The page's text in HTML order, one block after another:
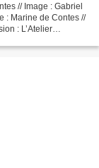
// Image : Gabriel
: Marine de Contes //
: L’Atelier